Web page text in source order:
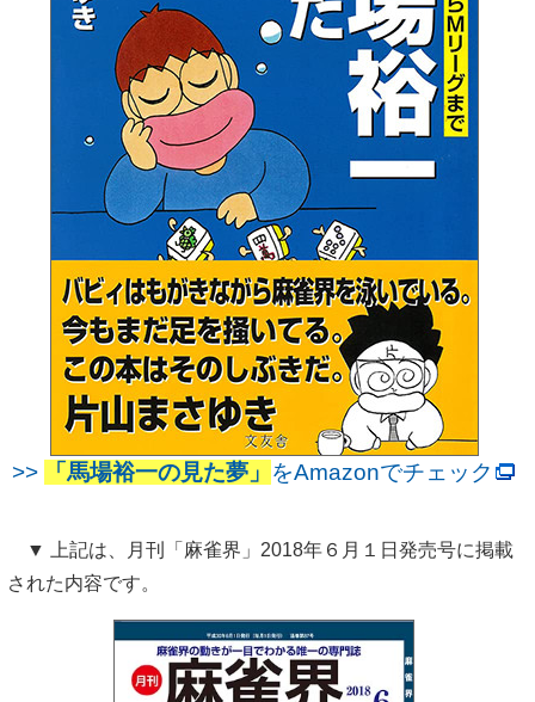
>> 「馬場裕一の見た夢」 をAmazonでチェック
▼ 上記は、月刊「麻雀界」2018年６月１日発売号に掲載
された内容です。